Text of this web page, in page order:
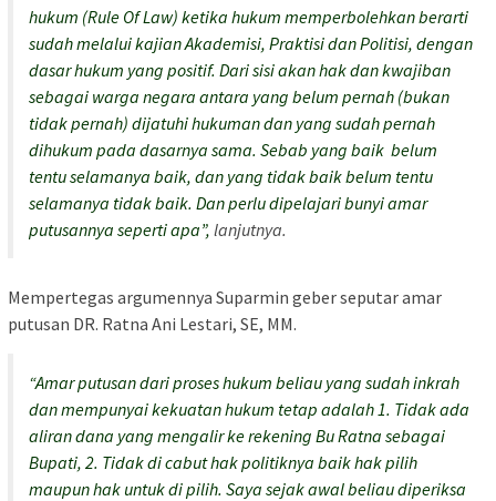
hukum (Rule Of Law) ketika hukum memperbolehkan berarti
sudah melalui kajian Akademisi, Praktisi dan Politisi, dengan
dasar hukum yang positif. Dari sisi akan hak dan kwajiban
sebagai warga negara antara yang belum pernah (bukan
tidak pernah) dijatuhi hukuman dan yang sudah pernah
dihukum pada dasarnya sama. Sebab yang baik belum
tentu selamanya baik, dan yang tidak baik belum tentu
selamanya tidak baik. Dan perlu dipelajari bunyi amar
putusannya seperti apa”, lanjutnya.
Mempertegas argumennya Suparmin geber seputar amar
putusan DR. Ratna Ani Lestari, SE, MM.
“Amar putusan dari proses hukum beliau yang sudah inkrah
dan mempunyai kekuatan hukum tetap adalah 1. Tidak ada
aliran dana yang mengalir ke rekening Bu Ratna sebagai
Bupati, 2. Tidak di cabut hak politiknya baik hak pilih
maupun hak untuk di pilih. Saya sejak awal beliau diperiksa